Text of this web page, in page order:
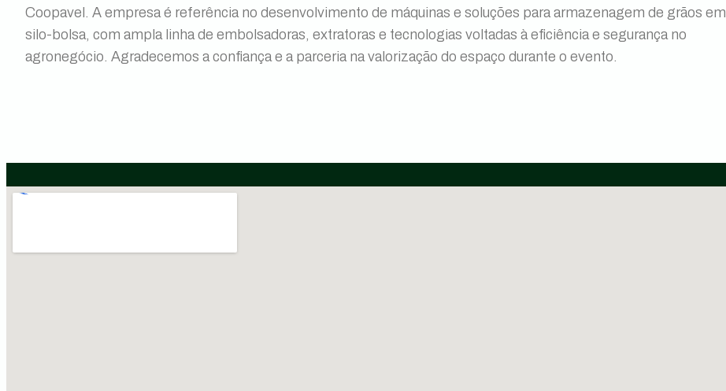
Coopavel. A empresa é referência no desenvolvimento de máquinas e soluções para armazenagem de grãos em
silo-bolsa, com ampla linha de embolsadoras, extratoras e tecnologias voltadas à eficiência e segurança no
agronegócio. Agradecemos a confiança e a parceria na valorização do espaço durante o evento.